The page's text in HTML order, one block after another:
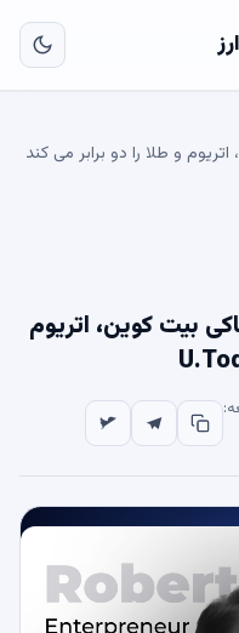
و طلا را دو برابر می کند
بیت کوین، اتریوم